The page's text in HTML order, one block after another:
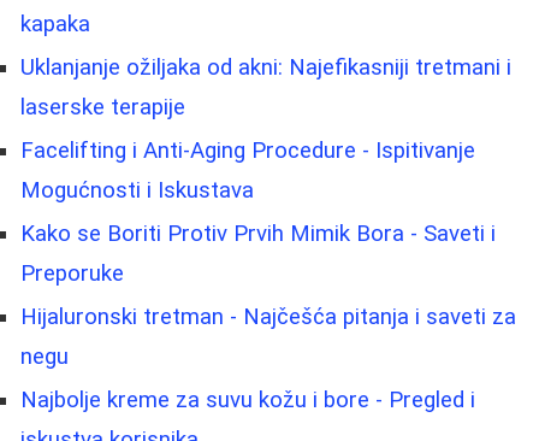
kapaka
Uklanjanje ožiljaka od akni: Najefikasniji tretmani i
laserske terapije
Facelifting i Anti-Aging Procedure - Ispitivanje
Mogućnosti i Iskustava
Kako se Boriti Protiv Prvih Mimik Bora - Saveti i
Preporuke
Hijaluronski tretman - Najčešća pitanja i saveti za
negu
Najbolje kreme za suvu kožu i bore - Pregled i